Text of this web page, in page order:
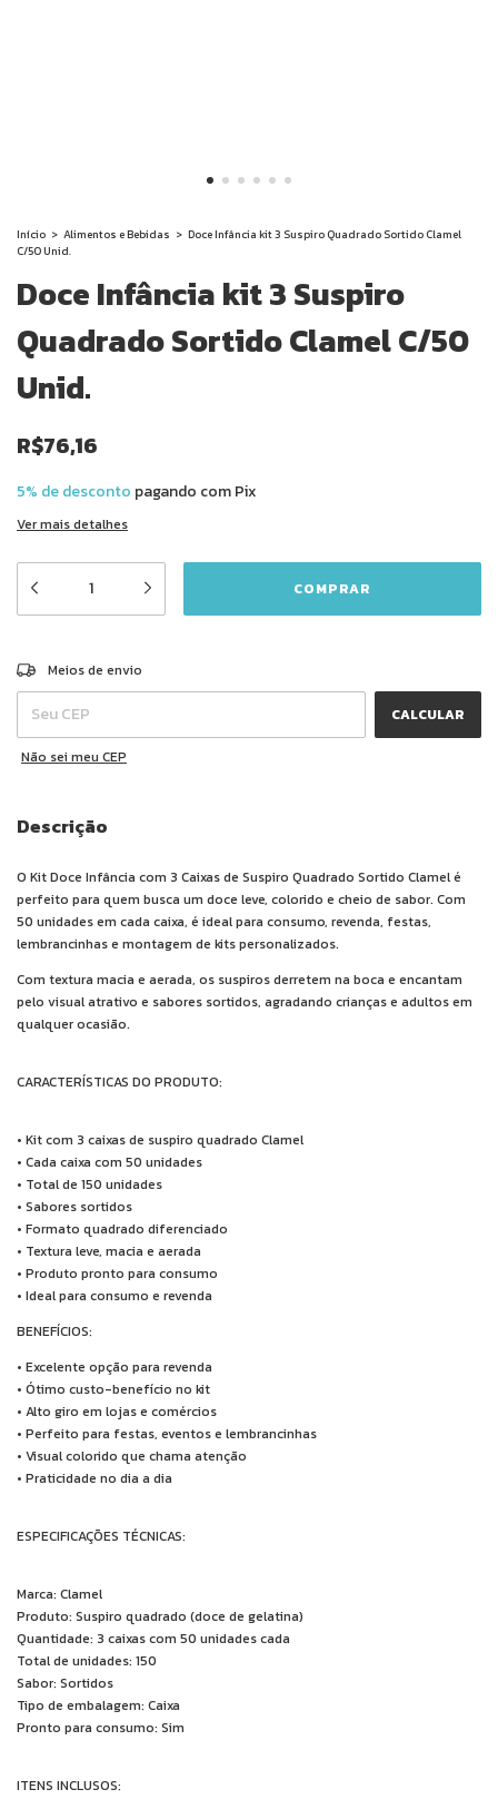
Início > Alimentos e Bebidas > Doce Infância kit 3 Suspiro Quadrado Sortido Clamel
C/50 Unid.
Doce Infância kit 3 Suspiro
Quadrado Sortido Clamel C/50
Unid.
R$76,16
5% de desconto pagando com Pix
Ver mais detalhes
Entregas para o CEP:
Meios de envio
CALCULAR
Não sei meu CEP
Descrição
O Kit Doce Infância com 3 Caixas de Suspiro Quadrado Sortido Clamel é
perfeito para quem busca um doce leve, colorido e cheio de sabor. Com
50 unidades em cada caixa, é ideal para consumo, revenda, festas,
lembrancinhas e montagem de kits personalizados.
Com textura macia e aerada, os suspiros derretem na boca e encantam
pelo visual atrativo e sabores sortidos, agradando crianças e adultos em
qualquer ocasião.
CARACTERÍSTICAS DO PRODUTO:
• Kit com 3 caixas de suspiro quadrado Clamel
• Cada caixa com 50 unidades
• Total de 150 unidades
• Sabores sortidos
• Formato quadrado diferenciado
• Textura leve, macia e aerada
• Produto pronto para consumo
• Ideal para consumo e revenda
BENEFÍCIOS:
• Excelente opção para revenda
• Ótimo custo-benefício no kit
• Alto giro em lojas e comércios
• Perfeito para festas, eventos e lembrancinhas
• Visual colorido que chama atenção
• Praticidade no dia a dia
ESPECIFICAÇÕES TÉCNICAS:
Marca: Clamel
Produto: Suspiro quadrado (doce de gelatina)
Quantidade: 3 caixas com 50 unidades cada
Total de unidades: 150
Sabor: Sortidos
Tipo de embalagem: Caixa
Pronto para consumo: Sim
ITENS INCLUSOS: